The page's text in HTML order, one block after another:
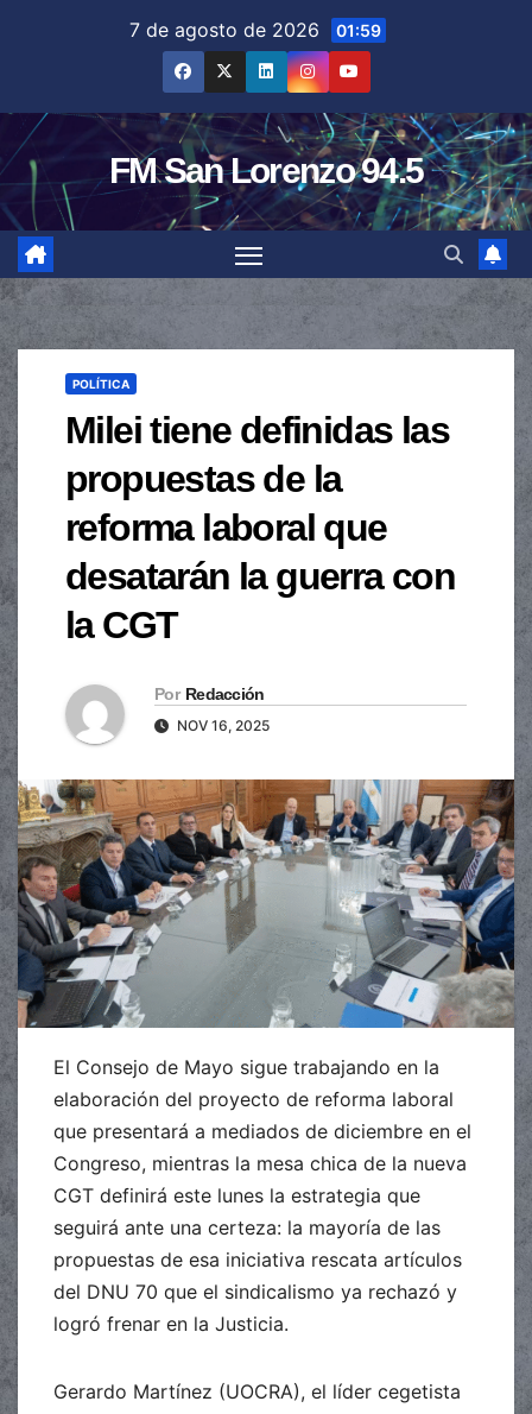
7 de agosto de 2026 01:59
FM San Lorenzo 94.5
POLÍTICA
Milei tiene definidas las
propuestas de la
reforma laboral que
desatarán la guerra con
la CGT
Por Redacción
NOV 16, 2025
El Consejo de Mayo sigue trabajando en la
elaboración del proyecto de reforma laboral
que presentará a mediados de diciembre en el
Congreso, mientras la mesa chica de la nueva
CGT definirá este lunes la estrategia que
seguirá ante una certeza: la mayoría de las
propuestas de esa iniciativa rescata artículos
del DNU 70 que el sindicalismo ya rechazó y
logró frenar en la Justicia.
Gerardo Martínez (UOCRA), el líder cegetista